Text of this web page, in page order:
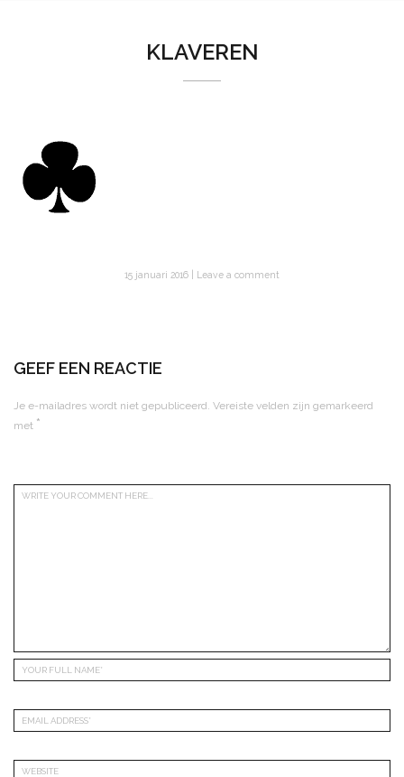
KLAVEREN
15 januari 2016 Leave a comment
GEEF EEN REACTIE
Je e-mailadres wordt niet gepubliceerd. Vereiste velden zijn gemarkeerd
met *